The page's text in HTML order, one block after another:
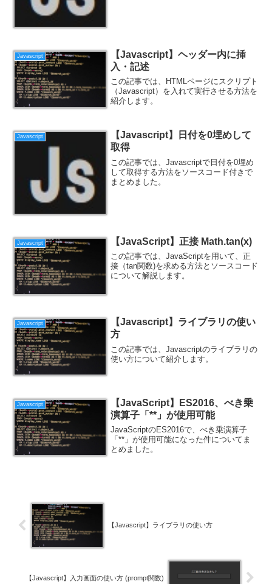
Javascript
【Javascript】ヘッダー内に挿
入・記述
この記事では、HTMLページにスクリプト
（Javascript）を入れて実行させる方法を
紹介します。
Javascript
【Javascript】日付を0埋めして
取得
この記事では、Javascriptで日付を0埋め
して取得する方法をソースコード付きで
まとめました。
Javascript 【JavaScript】正接 Math.tan(x)
この記事では、JavaScriptを用いて、正
接（tan関数)を求める方法とソースコード
について解説します。
Javascript
【Javascript】ライブラリの使い
方
この記事では、Javascriptのライブラリの
使い方について紹介します。
Javascript
【JavaScript】ES2016、べき乗
演算子「**」が使用可能
JavaScriptのES2016で、べき乗演算子
「**」が使用可能になった件についてま
とめました。
【Javascript】ライブラリの使い方
【Javascript】入力画面の使い方 (prompt関数)